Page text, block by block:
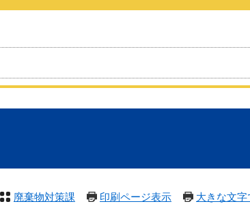
廃棄物対策課 印刷ページ表示 大きな文